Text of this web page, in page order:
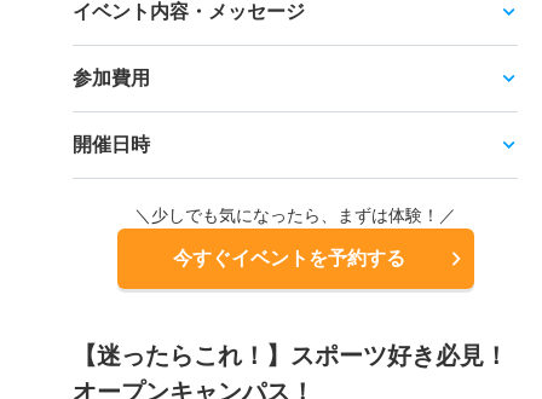
イベント内容・メッセージ
参加費用
開催日時
＼少しでも気になったら、まずは体験！／
今すぐイベントを予約する
【迷ったらこれ！】スポーツ好き必見！
オープンキャンパス！